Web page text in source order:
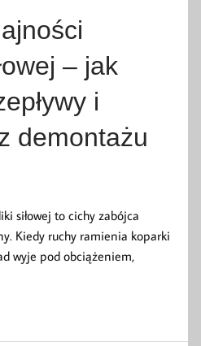
– jak
i
demontażu
siłowej to cichy zabójca
Kiedy ruchy ramienia koparki
wyje pod obciążeniem,